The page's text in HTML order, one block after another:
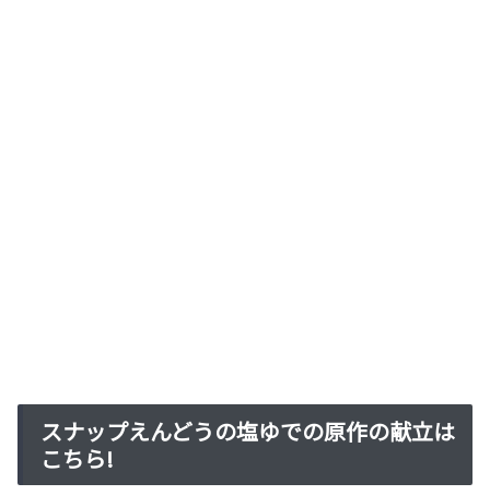
スナップえんどうの塩ゆでの原作の献立は
こちら!